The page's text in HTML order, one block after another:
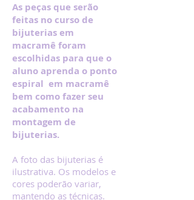
As peças que serão
feitas no curso de
bijuterias em
macramê foram
escolhidas para que o
aluno aprenda o ponto
espiral em macramê
bem como fazer seu
acabamento na
montagem de
bijuterias.
A foto das bijuterias é
ilustrativa. Os modelos e
cores poderão variar,
mantendo as técnicas.